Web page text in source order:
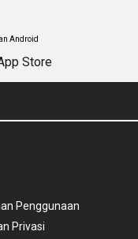
Android
Penggunaan
Privasi